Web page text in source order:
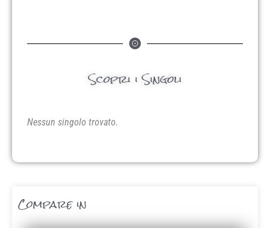
Scopri i Singoli
Nessun singolo trovato.
Compare in